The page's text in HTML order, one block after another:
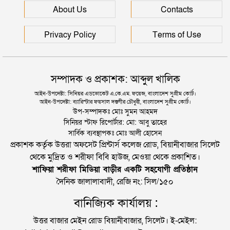
সিলেটে আরও দুইজনের মৃত্যু, হাসপাতালে ৩ শতাধিক
About Us Contacts
Privacy Policy Terms of Use
সম্পাদক ও প্রকাশক: আব্দুল খালিক
আইন-উপদেষ্টা: সিনিয়র এডভোকেট এ.কে.এম. ফয়েজ, বাংলাদেশ সুপ্রীম কোর্ট।
আইন-উপদেষ্টা: ব্যারিস্টার ফয়সাল দস্তগীর চৌধুরী, বাংলাদেশ সুপ্রীম কোর্ট।
উপ-সম্পাদকঃ মোঃ সুমন আহমদ
সিনিয়র স্টাফ রিপোর্টার: মো: আবু তাহের
সার্বিক ব্যবস্থাপকঃ মোঃ আলী হোসেন
প্রকাশক কর্তৃক উত্তরা অফসেট প্রিন্টার্স কলেজ রোড, বিয়ানীবাজার সিলেট
থেকে মুদ্রিত ও শরীফা বিবি হাউজ, মেওয়া থেকে প্রকাশিত।
শাফিয়া শরীফা মিডিয়া বাড়ীর একটি সহযোগী প্রতিষ্ঠান
দৈনিক জালালাবাদী, রেজি নং: সিল/১৫০
বানিজ্যিক কার্যালয় :
উত্তর বাজার মেইন রোড বিয়ানীবাজার, সিলেট। ই-মেইল: